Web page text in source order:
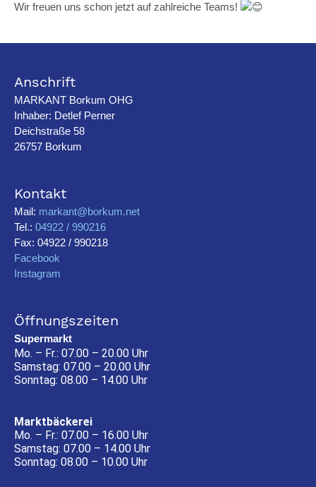
Wir freuen uns schon jetzt auf zahlreiche Teams!
Anschrift
MARKANT Borkum OHG
Inhaber: Detlef Perner
Deichstraße 58
26757 Borkum
Kontakt
Mail: markant@borkum.net
Tel.: 04922 / 990216
Fax: 04922 / 990218
Facebook
Instagram
Öffnungszeiten
Supermarkt
Mo. – Fr.: 07.00 – 20.00 Uhr
Samstag: 07.00 – 20.00 Uhr
Sonntag: 08.00 – 14.00 Uhr
Marktbäckerei
Mo. – Fr.: 07.00 – 16.00 Uhr
Samstag: 07.00 – 14.00 Uhr
Sonntag: 08.00 – 10.00 Uhr